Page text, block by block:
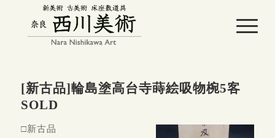
[新古品]輪島塗高台寺蒔絵吸物椀5客
SOLD
□新古品